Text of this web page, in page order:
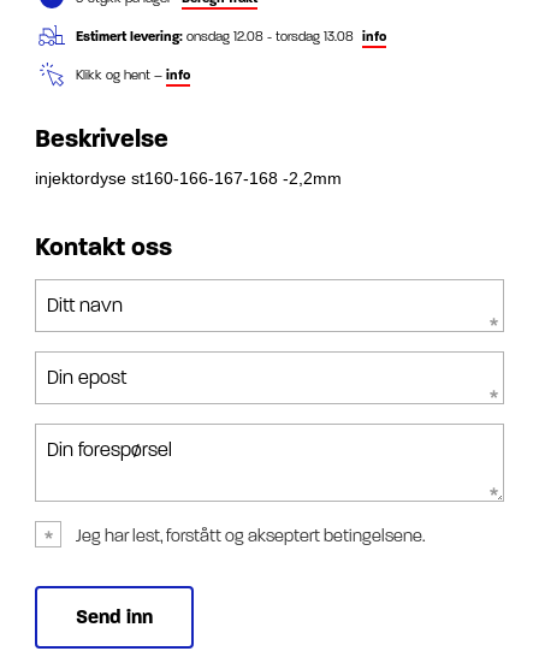
Estimert levering: onsdag 12.08 - torsdag 13.08 info
Klikk og hent – info
Beskrivelse
injektordyse st160-166-167-168 -2,2mm
Kontakt oss
Ditt navn
Din epost
Din forespørsel
Jeg har lest, forstått og akseptert betingelsene.